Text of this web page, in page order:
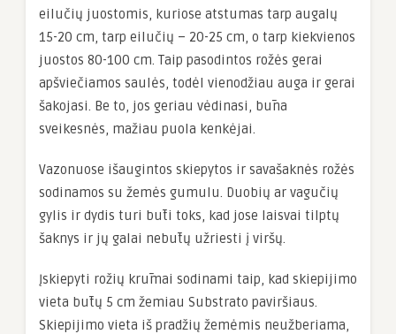
eilučių juostomis, kuriose atstumas tarp augalų
15-20 cm, tarp eilučių – 20-25 cm, o tarp kiekvienos
juostos 80-100 cm. Taip pasodintos rožės gerai
apšviečiamos saulės, todėl vienodžiau auga ir gerai
šakojasi. Be to, jos geriau vėdinasi, būna
sveikesnės, mažiau puola kenkėjai.
Vazonuose išaugintos skiepytos ir savašaknės rožės
sodinamos su žemės gumulu. Duobių ar vagučių
gylis ir dydis turi būti toks, kad jose laisvai tilptų
šaknys ir jų galai nebūtų užriesti į viršų.
Įskiepyti rožių krūmai sodinami taip, kad skiepijimo
vieta būtų 5 cm žemiau Substrato paviršiaus.
Skiepijimo vieta iš pradžių žemėmis neužberiama,